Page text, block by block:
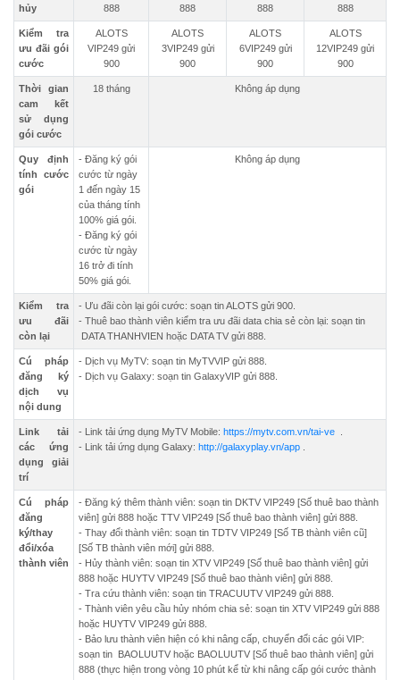
hủy
888
888
888
888
Kiểm tra
ưu đãi gói
cước
ALOTS
VIP249 gửi
900
ALOTS
3VIP249 gửi
900
ALOTS
6VIP249 gửi
900
ALOTS
12VIP249 gửi
900
Thời gian
cam kết
sử dụng
gói cước
18 tháng Không áp dụng
Quy định
tính cước
gói
- Đăng ký gói
cước từ ngày
1 đến ngày 15
của tháng tính
100% giá gói.
- Đăng ký gói
cước từ ngày
16 trở đi tính
50% giá gói.
Không áp dụng
Kiểm tra
ưu đãi
còn lại
- Ưu đãi còn lại gói cước: soạn tin ALOTS gửi 900.
- Thuê bao thành viên kiểm tra ưu đãi data chia sẻ còn lại: soạn tin
DATA THANHVIEN hoặc DATA TV gửi 888.
Cú pháp
đăng ký
dịch vụ
nội dung
- Dịch vụ MyTV: soạn tin MyTVVIP gửi 888.
- Dịch vụ Galaxy: soạn tin GalaxyVIP gửi 888.
Link tải
các ứng
dụng giải
trí
- Link tải ứng dụng MyTV Mobile: https://mytv.com.vn/tai-ve .
- Link tải ứng dụng Galaxy: http://galaxyplay.vn/app .
Cú pháp
đăng
ký/thay
đổi/xóa
thành viên
- Đăng ký thêm thành viên: soạn tin DKTV VIP249 [Số thuê bao thành
viên] gửi 888 hoặc TTV VIP249 [Số thuê bao thành viên] gửi 888.
- Thay đổi thành viên: soạn tin TDTV VIP249 [Số TB thành viên cũ]
[Số TB thành viên mới] gửi 888.
- Hủy thành viên: soạn tin XTV VIP249 [Số thuê bao thành viên] gửi
888 hoặc HUYTV VIP249 [Số thuê bao thành viên] gửi 888.
- Tra cứu thành viên: soạn tin TRACUUTV VIP249 gửi 888.
- Thành viên yêu cầu hủy nhóm chia sẻ: soạn tin XTV VIP249 gửi 888
hoặc HUYTV VIP249 gửi 888.
- Bảo lưu thành viên hiện có khi nâng cấp, chuyển đổi các gói VIP:
soạn tin BAOLUUTV hoặc BAOLUUTV [Số thuê bao thành viên] gửi
888 (thực hiện trong vòng 10 phút kể từ khi nâng cấp gói cước thành